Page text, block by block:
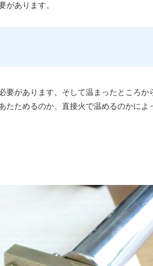
があります。
要があります。そして温まったところか
たためるのか、直接火で温めるのかによ